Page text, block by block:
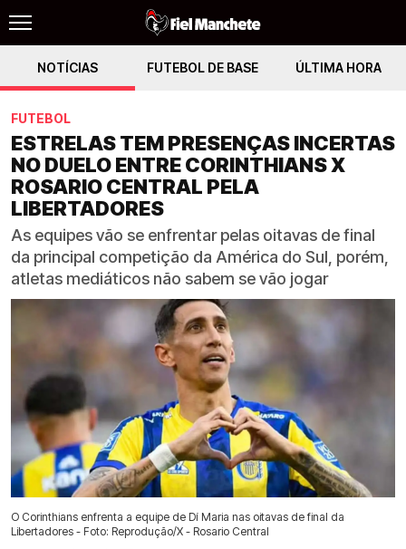
NOTÍCIAS FUTEBOL DE BASE ÚLTIMA HORA
FUTEBOL
ESTRELAS TEM PRESENÇAS INCERTAS
NO DUELO ENTRE CORINTHIANS X
ROSARIO CENTRAL PELA
LIBERTADORES
As equipes vão se enfrentar pelas oitavas de final
da principal competição da América do Sul, porém,
atletas mediáticos não sabem se vão jogar
O Corinthians enfrenta a equipe de Dí Maria nas oitavas de final da
Libertadores - Foto: Reprodução/X - Rosario Central